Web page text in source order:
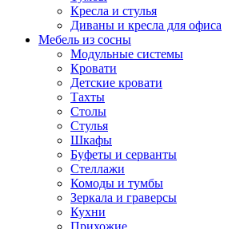
Кресла и стулья
Диваны и кресла для офиса
Мебель из сосны
Модульные системы
Кровати
Детские кровати
Тахты
Столы
Стулья
Шкафы
Буфеты и серванты
Стеллажи
Комоды и тумбы
Зеркала и граверсы
Кухни